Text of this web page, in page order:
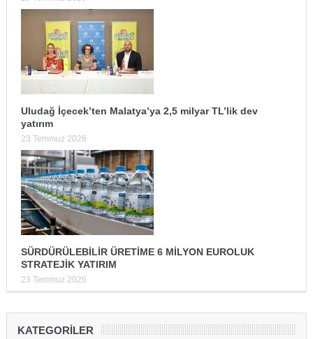
Uludağ İçecek’ten Malatya’ya 2,5 milyar TL’lik dev
yatırım
23 Temmuz 2026
SÜRDÜRÜLEBİLİR ÜRETİME 6 MİLYON EUROLUK
STRATEJİK YATIRIM
23 Temmuz 2026
KATEGORILER